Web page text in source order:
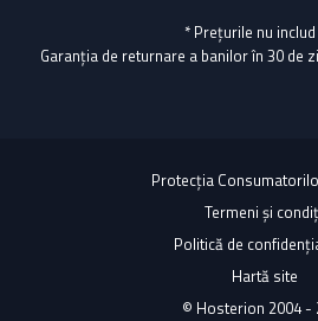
* Prețurile nu includ
Garanția de returnare a banilor în 30 de
© Hosterion 2004 -
Protecția
Termeni și
Politică de
Hartă site